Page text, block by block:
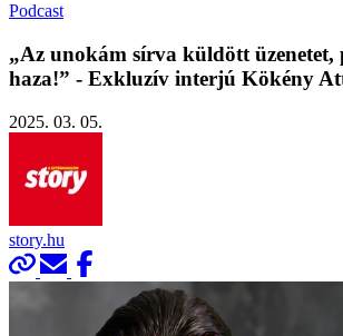
Podcast
„Az unokám sírva küldött üzenetet,
haza!” - Exkluzív interjú Kökény
2025. 03. 05.
story.hu